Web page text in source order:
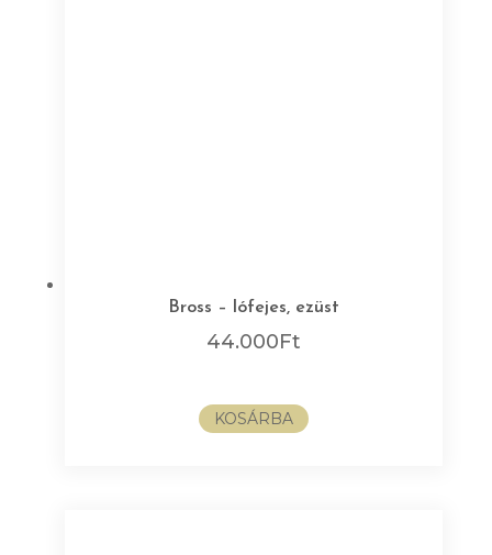
Bross – lófejes, ezüst
44.000Ft
KOSÁRBA